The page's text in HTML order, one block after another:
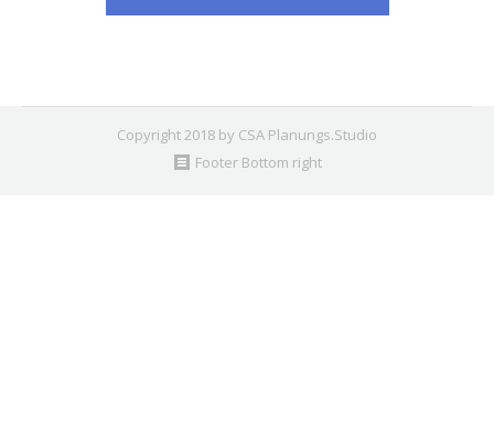
Copyright 2018 by CSA Planungs.Studio
Footer Bottom right